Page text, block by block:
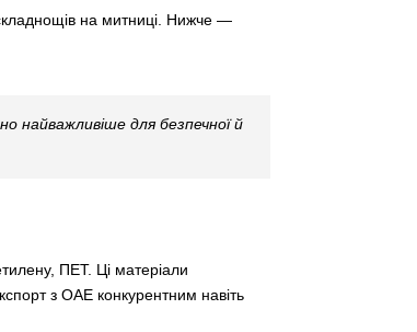
на митниці. Нижче —
найважливіше для безпечної й
ПЕТ. Ці матеріали
з ОАЕ конкурентним навіть